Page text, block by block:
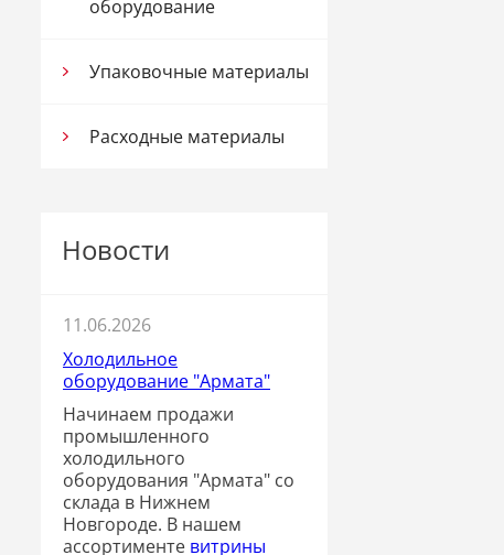
оборудование
Упаковочные материалы
Расходные материалы
Новости
11.06.2026
Холодильное
оборудование "Армата"
Начинаем продажи
промышленного
холодильного
оборудования "Армата" со
склада в Нижнем
Новгороде. В нашем
ассортименте витрины